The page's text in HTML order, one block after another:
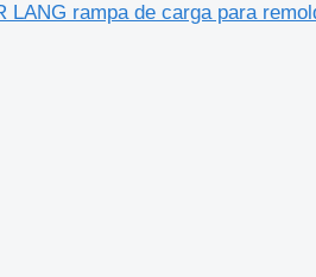
LANG rampa de carga para